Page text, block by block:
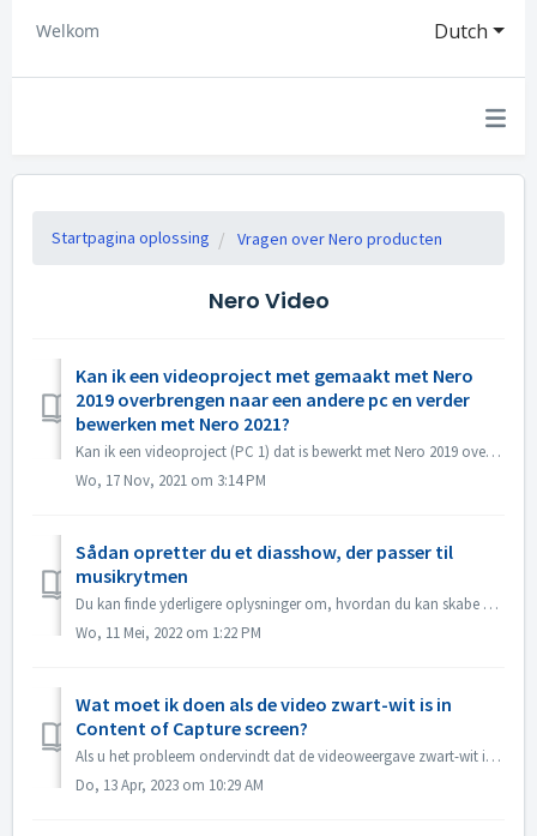
Dutch
Welkom
Startpagina oplossing Vragen over Nero producten
Nero Video
Kan ik een videoproject met gemaakt met Nero
2019 overbrengen naar een andere pc en verder
bewerken met Nero 2021?
Kan ik een videoproject (PC 1) dat is bewerkt met Nero 2019 overbrengen naar een andere PC (PC 2) en verder bewerken met Nero 2021? Ja, u kunt project en br...
Wo, 17 Nov, 2021 om 3:14 PM
Sådan opretter du et diasshow, der passer til
musikrytmen
Du kan finde yderligere oplysninger om, hvordan du kan skabe et lide show i takt med musikken på følgende link: Oprettelse af et diasshow efter musikkens ry...
Wo, 11 Mei, 2022 om 1:22 PM
Wat moet ik doen als de video zwart-wit is in
Content of Capture screen?
Als u het probleem ondervindt dat de videoweergave zwart-wit is, maar het exporteren/branden in kleur is, moet u het Windows-systeem of het stuurprogramma v...
Do, 13 Apr, 2023 om 10:29 AM